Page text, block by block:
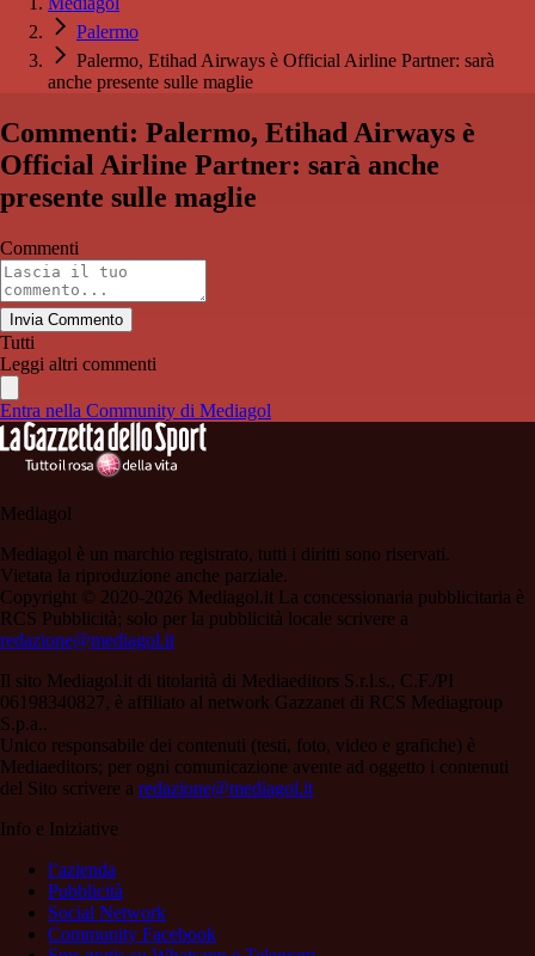
Palermo
Palermo, Etihad Airways è Official Airline Partner: sarà
anche presente sulle maglie
Commenti: Palermo, Etihad Airways è
Official Airline Partner: sarà anche
presente sulle maglie
Commenti
Invia Commento
Tutti
Leggi altri commenti
Entra nella Community di Mediagol
Mediagol
Mediagol è un marchio registrato, tutti i diritti sono riservati.
Vietata la riproduzione anche parziale.
Copyright © 2020-2026 Mediagol.it La concessionaria pubblicitaria è
RCS Pubblicità; solo per la pubblicità locale scrivere a
redazione@mediagol.it
Il sito Mediagol.it di titolarità di Mediaeditors S.r.l.s., C.F./PI
06198340827, è affiliato al network Gazzanet di RCS Mediagroup
S.p.a..
Unico responsabile dei contenuti (testi, foto, video e grafiche) è
Mediaeditors; per ogni comunicazione avente ad oggetto i contenuti
del Sito scrivere a redazione@mediagol.it
Info e Iniziative
l’azienda
Pubblicità
Social Network
Community Facebook